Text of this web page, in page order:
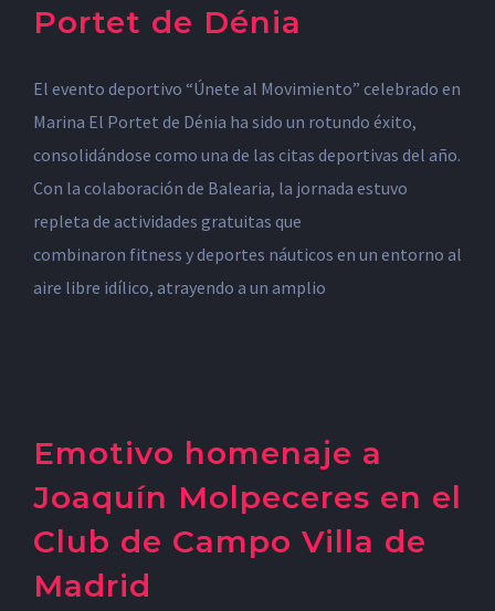
Portet de Dénia
El evento deportivo “Únete al Movimiento” celebrado en
Marina El Portet de Dénia ha sido un rotundo éxito,
consolidándose como una de las citas deportivas del año.
Con la colaboración de Balearia, la jornada estuvo
repleta de actividades gratuitas que
combinaron fitness y deportes náuticos en un entorno al
aire libre idílico, atrayendo a un amplio
Emotivo homenaje a
Joaquín Molpeceres en el
Club de Campo Villa de
Madrid